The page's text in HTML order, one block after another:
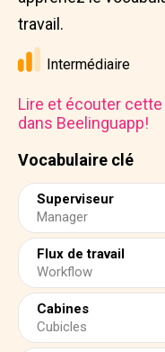
Vocabulaire clé
Superviseur
Manager
Flux de travail
Workflow
Cabines
Cubicles
travail.
Intermédiaire
Lire et écouter
dans Beelinguapp!